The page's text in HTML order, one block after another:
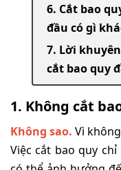
6. Cắt bao
đầu có gì
7. Lời
cắt bao quy
1. Không cắt
Không sao.Vì
Việc cắt bao quy